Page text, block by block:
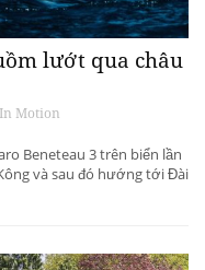
lướt qua châu
Motion
Beneteau 3 trên biển lần
và sau đó hướng tới Đài